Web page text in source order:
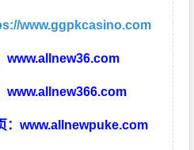
www.ggpkcasino.com
www.allnew36.com
www.allnew366.com
：www.allnewpuke.com